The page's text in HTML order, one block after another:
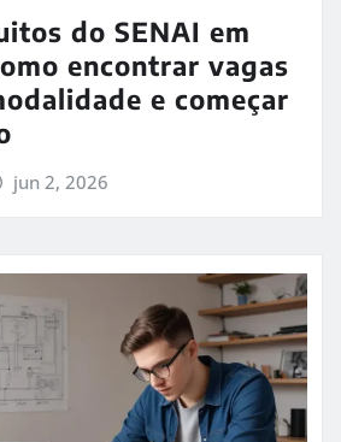
do SENAI em
encontrar vagas
e começar
jun 2, 2026